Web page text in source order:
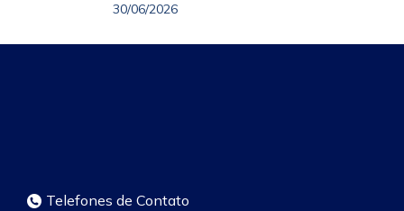
30/06/2026
Telefones de Contato